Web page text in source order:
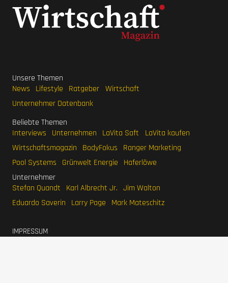
Unsere Themen
News
Lifestyle Ratgeber Wirtschaft
Unternehmer Datenbank
Beliebte Themen
Interviews
Unternehmen LaVita Saft
LaVita kaufen
Wirtschaftsmagazin
BodyFokus
Ranger Marketing
Pool Systems
Grünwelt Energie
Haferlöwe
Unternehmer
Stefan Quandt
Karl Albrecht Jr. Jim Walton
Eduardo Saverin
Larry Page Mark Mateschitz
IMPRESSUM